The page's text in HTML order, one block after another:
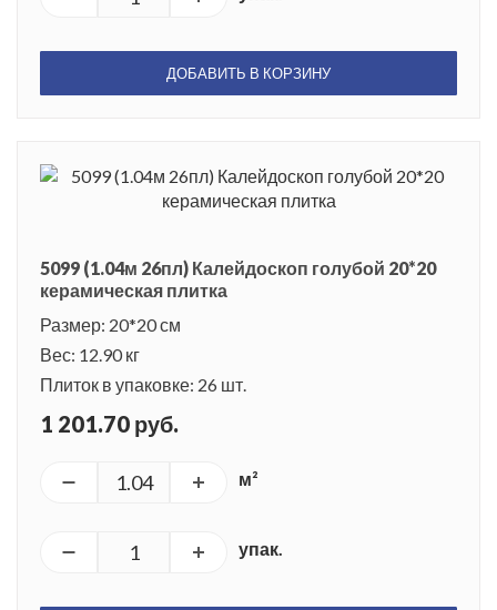
ДОБАВИТЬ В КОРЗИНУ
5099 (1.04м 26пл) Калейдоскоп голубой 20*20
керамическая плитка
Размер: 20*20 см
Вес: 12.90 кг
Плиток в упаковке: 26 шт.
1 201.70 руб.
м²
упак.